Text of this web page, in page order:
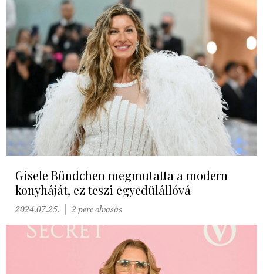
Gisele Bündchen megmutatta a modern
konyháját, ez teszi egyedülállóvá
2024.07.25. 2 perc olvasás